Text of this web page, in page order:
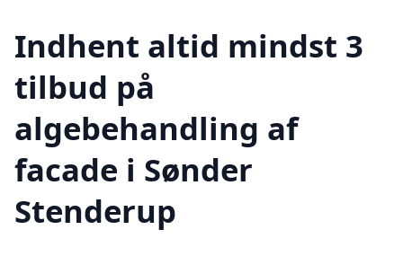
Indhent altid mindst 3
tilbud på
algebehandling af
facade i Sønder
Stenderup